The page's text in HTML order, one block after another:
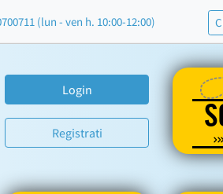
(lun - ven h. 10:00-12:00)
Login
Registrati